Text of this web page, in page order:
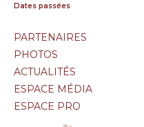
Dates passées
PARTENAIRES
PHOTOS
ACTUALITÉS
ESPACE MÉDIA
ESPACE PRO